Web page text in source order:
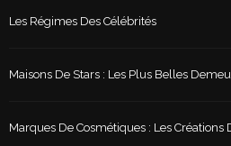
Les Régimes Des Célébrités
Maisons De Stars : Les Plus Belles
Marques De Cosmétiques : Les Créations